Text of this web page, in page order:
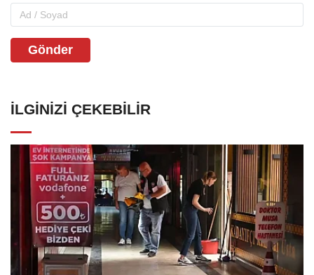
Gönder
İLGINIZI ÇEKEBILIR